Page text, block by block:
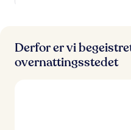
Derfor er vi
overnattingsstedet